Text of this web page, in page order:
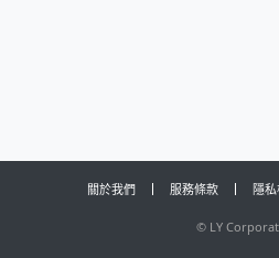
關於我們 服務條款 隱
© LY